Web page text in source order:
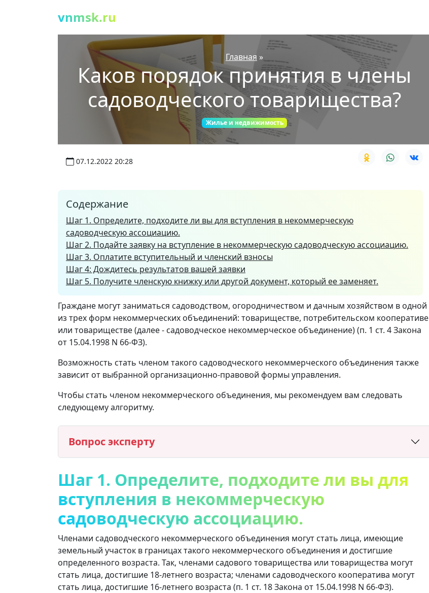
vnmsk.ru
Главная »
Каков порядок принятия в члены
садоводческого товарищества?
Жилье и недвижимость
07.12.2022 20:28
Содержание
Шаг 1. Определите, подходите ли вы для вступления в некоммерческую
садоводческую ассоциацию.
Шаг 2. Подайте заявку на вступление в некоммерческую садоводческую ассоциацию.
Шаг 3. Оплатите вступительный и членский взносы
Шаг 4: Дождитесь результатов вашей заявки
Шаг 5. Получите членскую книжку или другой документ, который ее заменяет.
Граждане могут заниматься садоводством, огородничеством и дачным хозяйством в одной
из трех форм некоммерческих объединений: товариществе, потребительском кооперативе
или товариществе (далее - садоводческое некоммерческое объединение) (п. 1 ст. 4 Закона
от 15.04.1998 N 66-ФЗ).
Возможность стать членом такого садоводческого некоммерческого объединения также
зависит от выбранной организационно-правовой формы управления.
Чтобы стать членом некоммерческого объединения, мы рекомендуем вам следовать
следующему алгоритму.
Вопрос эксперту
Шаг 1. Определите, подходите ли вы для
вступления в некоммерческую
садоводческую ассоциацию.
Членами садоводческого некоммерческого объединения могут стать лица, имеющие
земельный участок в границах такого некоммерческого объединения и достигшие
определенного возраста. Так, членами садового товарищества или товарищества могут
стать лица, достигшие 18-летнего возраста; членами садоводческого кооператива могут
стать лица, достигшие 16-летнего возраста (п. 1 ст. 18 Закона от 15.04.1998 N 66-ФЗ).